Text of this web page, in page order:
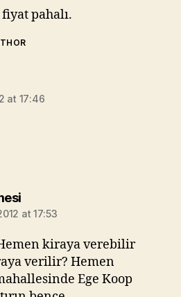
pahalı.
at 17:46
says:
at 17:53
kiraya verebilir
verilir? Hemen
Ege Koop